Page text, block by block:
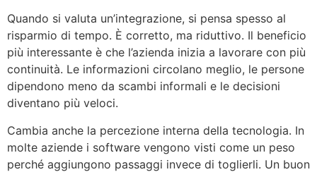
Quando si valuta un’integrazione, si pensa spesso al
risparmio di tempo. È corretto, ma riduttivo. Il beneficio
più interessante è che l’azienda inizia a lavorare con più
continuità. Le informazioni circolano meglio, le persone
dipendono meno da scambi informali e le decisioni
diventano più veloci.
Cambia anche la percezione interna della tecnologia. In
molte aziende i software vengono visti come un peso
perché aggiungono passaggi invece di toglierli. Un buon